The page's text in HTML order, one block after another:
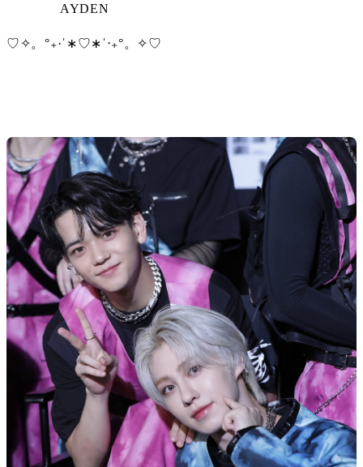
              AYDEN
♡✧。°₊·ˈ∗♡∗ˈ‧₊°。✧♡